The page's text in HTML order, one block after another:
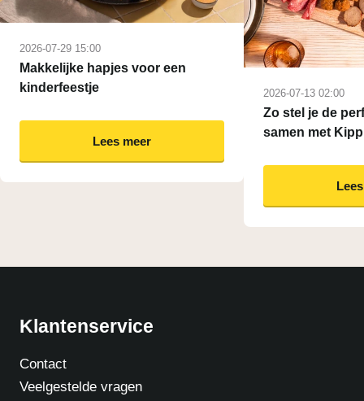
2026-07-29 15:00
Makkelijke hapjes voor een
kinderfeestje
Lees meer
2026-07-13 02:00
Zo stel je de
samen met
Klantenservice
Contact
Veelgestelde vragen